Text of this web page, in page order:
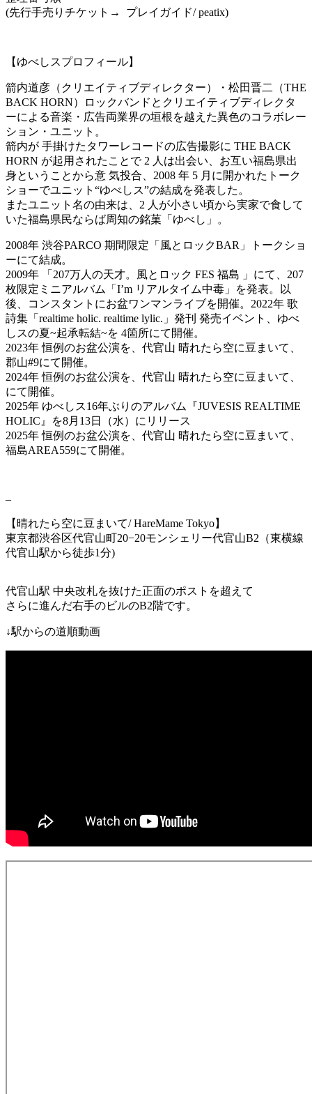
(先行手売りチケット→ プレイガイド/ peatix)
【ゆべしスプロフィール】
箭内道彦（クリエイティブディレクター）・松田晋二（THE
BACK HORN）ロックバンドとクリエイティブディレクタ
ーによる音楽・広告両業界の垣根を越えた異色のコラボレー
ション・ユニット。
箭内が 手掛けたタワーレコードの広告撮影に THE BACK
HORN が起用されたことで 2 人は出会い、お互い福島県出
身ということから意 気投合、2008 年 5 月に開かれたトーク
ショーでユニット“ゆべしス”の結成を発表した。
またユニット名の由来は、2 人が小さい頃から実家で食して
いた福島県民ならば周知の銘菓「ゆべし」。
2008年 渋谷PARCO 期間限定「風とロックBAR」トークショ
ーにて結成。
2009年 「207万人の天才。風とロック FES 福島 」にて、207
枚限定ミニアルバム「I’m リアルタイム中毒」を発表。以
後、コンスタントにお盆ワンマンライブを開催。2022年 歌
詩集「realtime holic. realtime lylic.」発刊 発売イベント、ゆべ
しスの夏~起承転結~を 4箇所にて開催。
2023年 恒例のお盆公演を、代官山 晴れたら空に豆まいて、
郡山#9にて開催。
2024年 恒例のお盆公演を、代官山 晴れたら空に豆まいて、
にて開催。
2025年 ゆべしス16年ぶりのアルバム『JUVESIS REALTIME
HOLIC』を8月13日（水）にリリース
2025年 恒例のお盆公演を、代官山 晴れたら空に豆まいて、
福島AREA559にて開催。
–
【晴れたら空に豆まいて/ HareMame Tokyo】
東京都渋谷区代官山町20−20モンシェリー代官山B2 （東横線
代官山駅から徒歩1分)
代官山駅 中央改札を抜けた正面のポストを超えて
さらに進んだ右手のビルのB2階です。
↓駅からの道順動画